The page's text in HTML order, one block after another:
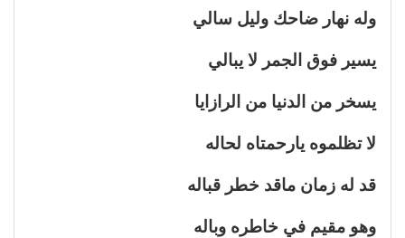
وله نهار ضاحك وليل سالي
يسير فوق الجمر لا يبالي
يسخر من الدنيا من الرازايا
لا تظلموه يارحمتاه لحاله
قد له زمان ماقد خطر قباله
وهو مقيم في خاطره وباله